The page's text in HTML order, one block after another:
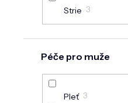
Strie 3
Péče pro muže
Pleť 3